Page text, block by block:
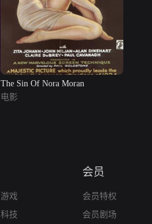
The Sin Of Nora Moran
电影
游戏
科技
会员
会员特权
会员剧场